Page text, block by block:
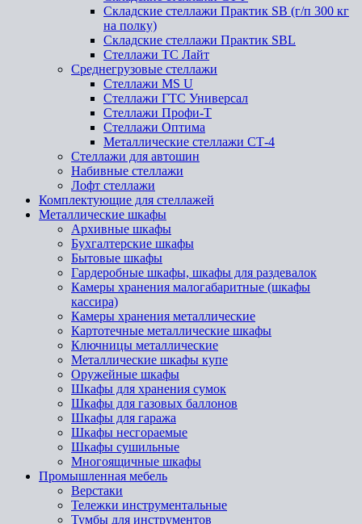
Складские стеллажи Практик SB (г/п 300 кг
на полку)
Складские стеллажи Практик SBL
Стеллажи ТС Лайт
Среднегрузовые стеллажи
Стеллажи MS U
Стеллажи ГТС Универсал
Стеллажи Профи-Т
Стеллажи Оптима
Металлические стеллажи СТ-4
Стеллажи для автошин
Набивные стеллажи
Лофт стеллажи
Комплектующие для стеллажей
Металлические шкафы
Архивные шкафы
Бухгалтерские шкафы
Бытовые шкафы
Гардеробные шкафы, шкафы для раздевалок
Камеры хранения малогабаритные (шкафы
кассира)
Камеры хранения металлические
Картотечные металлические шкафы
Ключницы металлические
Металлические шкафы купе
Оружейные шкафы
Шкафы для хранения сумок
Шкафы для газовых баллонов
Шкафы для гаража
Шкафы несгораемые
Шкафы сушильные
Многоящичные шкафы
Промышленная мебель
Верстаки
Тележки инструментальные
Тумбы для инструментов